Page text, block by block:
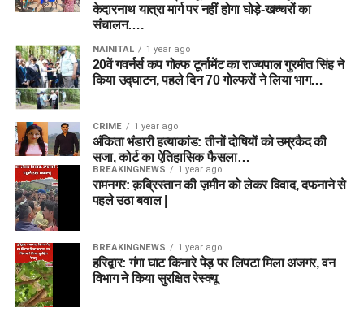
विकल्प हैं।
Q5. BPH vs SUL मैच की लाइव स्ट्रीमिंग
कहां देखें?
उत्तर:भारत में इस मुकाबले की लाइव स्ट्रीमिंग JioHotstar पर उपलब्ध
रहेगी।
Disclaimer:
यह Dream11 टीम और फैंटेसी सुझाव खिलाड़ियों के
हालिया प्रदर्शन, संभावित प्लेइंग-11, पिच रिपोर्ट और उपलब्ध आंकड़ों के
आधार पर तैयार किए गए हैं। फैंटेसी स्पोर्ट्स में जोखिम शामिल है। अंतिम
टीम बनाने से पहले टॉस और आधिकारिक प्लेइंग-11 की पुष्टि अवश्य करें।
FOR MORE CRICKET PREDICTION VISIT HERE
BPH-W vs SUL-W Dream11 Team Match 24 | Playing 11,
Q3. एजबेस्टन की पिच का औसत स्कोर क्या
है?
उत्तर:द हंड्रेड विमेन टूर्नामेंट में एजबेस्टन की पिच पर पहली पारी का
औसत स्कोर 125 से 130 रन है।
Q4. क्या इस मैच में बारिश की संभावना है?
उत्तर:नहीं, मौसम विभाग के अनुसार 7 अगस्त को बर्मिंघम में आसमान साफ
रहेगा और पूरे 100 गेंदों का खेल देखने को मिलेगा।
Disclaimer: यह फैंटेसी प्रेडिक्शन और विश्लेषण लेखक की समझ,
आंकड़ों और हालिया फॉर्म पर आधारित है। अपनी फैंटेसी टीम बनाते समय
इन बिंदुओं का संदर्भ लें और अपने जोखिम पर निर्णय लें।
केदारनाथ यात्रा मार्ग पर नहीं होगा घोड़े-खच्चरों का
संचालन….
NAINITAL 1 year ago
20वें गवर्नर्स कप गोल्फ टूर्नामेंट का राज्यपाल गुरमीत सिंह ने
किया उद्घाटन, पहले दिन 70 गोल्फरों ने लिया भाग…
CRIME 1 year ago
अंकिता भंडारी हत्याकांड: तीनों दोषियों को उम्रकैद की
सजा, कोर्ट का ऐतिहासिक फैसला…
BREAKINGNEWS 1 year ago
रामनगर: क़ब्रिस्तान की ज़मीन को लेकर विवाद, दफनाने से
पहले उठा बवाल |
BREAKINGNEWS 1 year ago
हरिद्वार: गंगा घाट किनारे पेड़ पर लिपटा मिला अजगर, वन
विभाग ने किया सुरक्षित रेस्क्यू